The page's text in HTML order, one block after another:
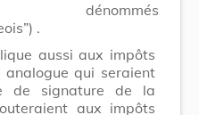
.
aussi aux impôts
qui seraient
de signature de la
aux impôts